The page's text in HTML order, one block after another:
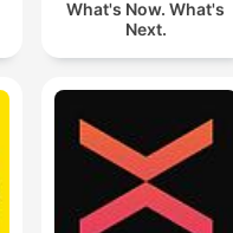
What's Now. What's
Next.